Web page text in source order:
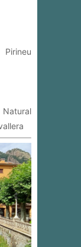
Natural